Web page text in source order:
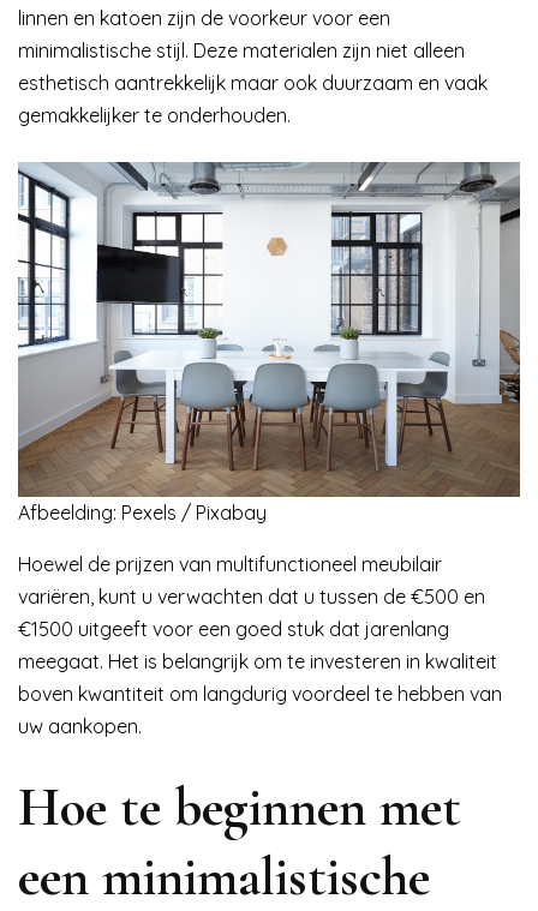
linnen en katoen zijn de voorkeur voor een
minimalistische stijl. Deze materialen zijn niet alleen
esthetisch aantrekkelijk maar ook duurzaam en vaak
gemakkelijker te onderhouden.
Afbeelding: Pexels / Pixabay
Hoewel de prijzen van multifunctioneel meubilair
variëren, kunt u verwachten dat u tussen de €500 en
€1500 uitgeeft voor een goed stuk dat jarenlang
meegaat. Het is belangrijk om te investeren in kwaliteit
boven kwantiteit om langdurig voordeel te hebben van
uw aankopen.
Hoe te beginnen met
een minimalistische